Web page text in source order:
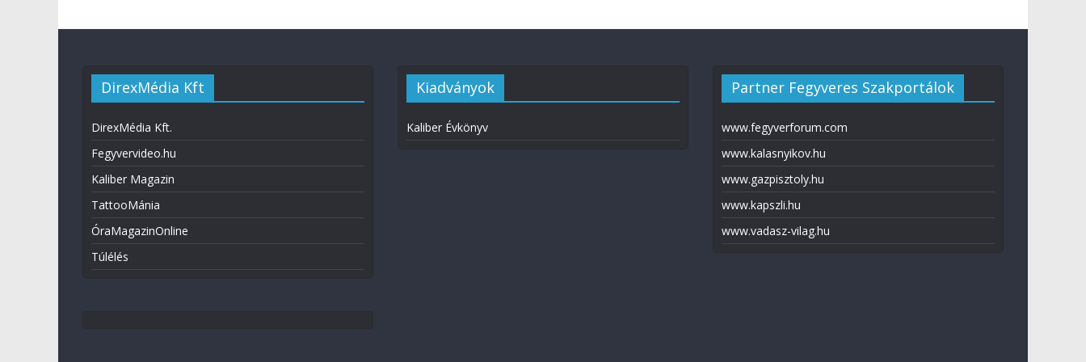
DirexMédia Kft
DirexMédia Kft.
Fegyvervideo.hu
Kaliber Magazin
TattooMánia
ÓraMagazinOnline
Túlélés
Kiadványok
Kaliber Évkönyv
Partner Fegyveres Szakportálok
www.fegyverforum.com
www.kalasnyikov.hu
www.gazpisztoly.hu
www.kapszli.hu
www.vadasz-vilag.hu